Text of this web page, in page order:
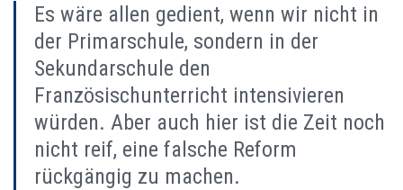
Es wäre allen gedient, wenn wir nicht in
der Primarschule, sondern in der
Sekundarschule den
Französischunterricht intensivieren
würden. Aber auch hier ist die Zeit noch
nicht reif, eine falsche Reform
rückgängig zu machen.